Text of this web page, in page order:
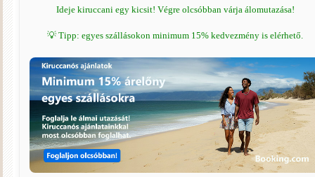
Ideje kiruccani egy kicsit! Végre olcsóbban várja álomutazása!
💡 Tipp: egyes szállásokon minimum 15% kedvezmény is elérhető.